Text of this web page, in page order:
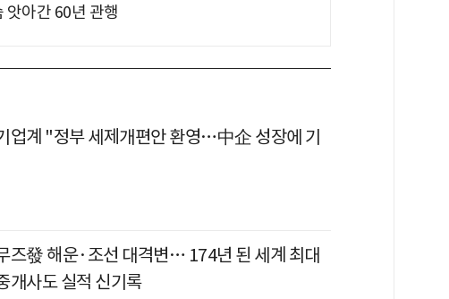
아간 60년 관행
업계 "정부 세제개편안 환영…中企 성장에 기
즈發 해운·조선 대격변… 174년 된 세계 최대
개사도 실적 신기록